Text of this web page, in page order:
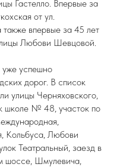
Гастелло. Впервые за
от ул.
впервые за 45 лет
Любови Шевцовой.
успешно
дорог. В список
улицы Черняховского,
школе № 48, участок по
Кольбуса, Любови
Театральный, заезд в
шоссе, Шмулевича,